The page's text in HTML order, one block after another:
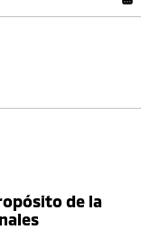
de la